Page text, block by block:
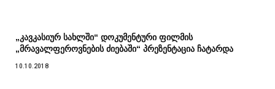
„კავკასიურ სახლში“ დოკუმენტური ფილმის
„მრავალფეროვნების ძიებაში“ პრეზენტაცია ჩატარდა
10.10.2018